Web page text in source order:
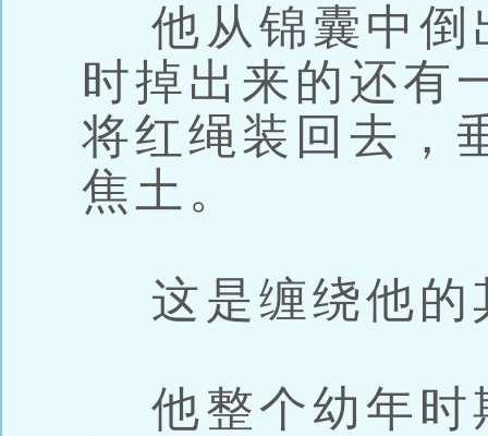
他从锦囊中倒
时掉出来的还有
将红绳装回去，
焦土。
这是缠绕他的
他整个幼年时